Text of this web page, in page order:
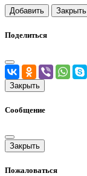
Добавить Закрыть
Поделиться
Закрыть
Сообщение
Закрыть
Пожаловаться